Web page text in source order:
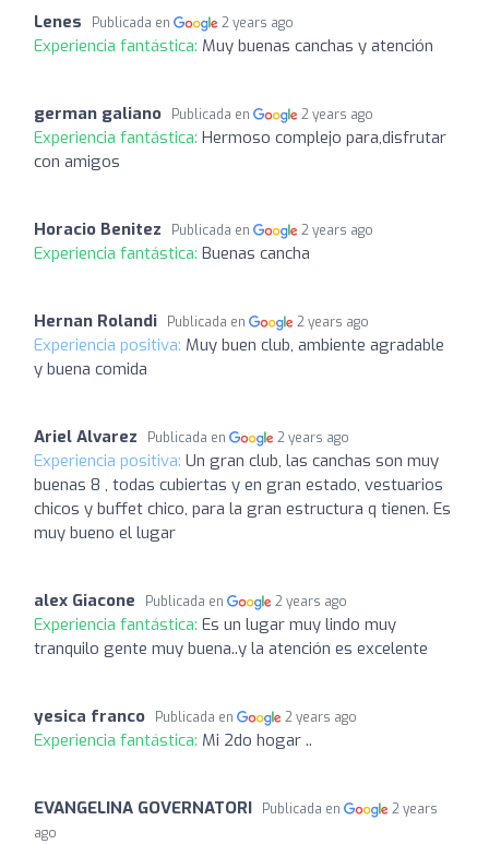
Lenes Publicada en 2 years ago
Experiencia fantástica: Muy buenas canchas y atención
german galiano Publicada en 2 years ago
Experiencia fantástica: Hermoso complejo para,disfrutar
con amigos
Horacio Benitez Publicada en 2 years ago
Experiencia fantástica: Buenas cancha
Hernan Rolandi Publicada en 2 years ago
Experiencia positiva: Muy buen club, ambiente agradable
y buena comida
Ariel Alvarez Publicada en 2 years ago
Experiencia positiva: Un gran club, las canchas son muy
buenas 8 , todas cubiertas y en gran estado, vestuarios
chicos y buffet chico, para la gran estructura q tienen. Es
muy bueno el lugar
alex Giacone Publicada en 2 years ago
Experiencia fantástica: Es un lugar muy lindo muy
tranquilo gente muy buena..y la atención es excelente
yesica franco Publicada en 2 years ago
Experiencia fantástica: Mi 2do hogar ..
EVANGELINA GOVERNATORI Publicada en
2 years
ago